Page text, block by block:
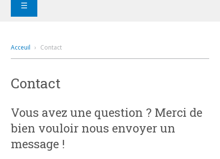
☰
Acceuil › Contact
Contact
Vous avez une question ? Merci de
bien vouloir nous envoyer un
message !